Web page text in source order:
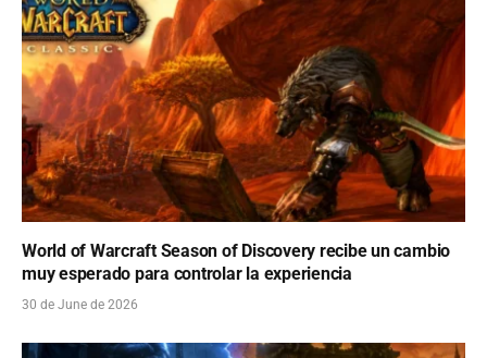
World of Warcraft Season of Discovery recibe un cambio
muy esperado para controlar la experiencia
30 de June de 2026